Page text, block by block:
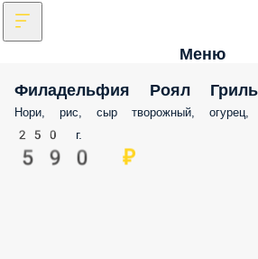
Меню
Филадельфия Роял Гриль
Нори, рис, сыр творожный, огурец,
250 г.
590 ₽